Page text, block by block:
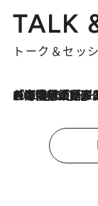
TALK
トーク＆セッ
2026.8.3
「今後値上げがあるとすれば…」「リスクがあるのは今年の冬」エネルギー専門家が語る、ホルムズ海峡封鎖が家庭にもたらす“ある心配”